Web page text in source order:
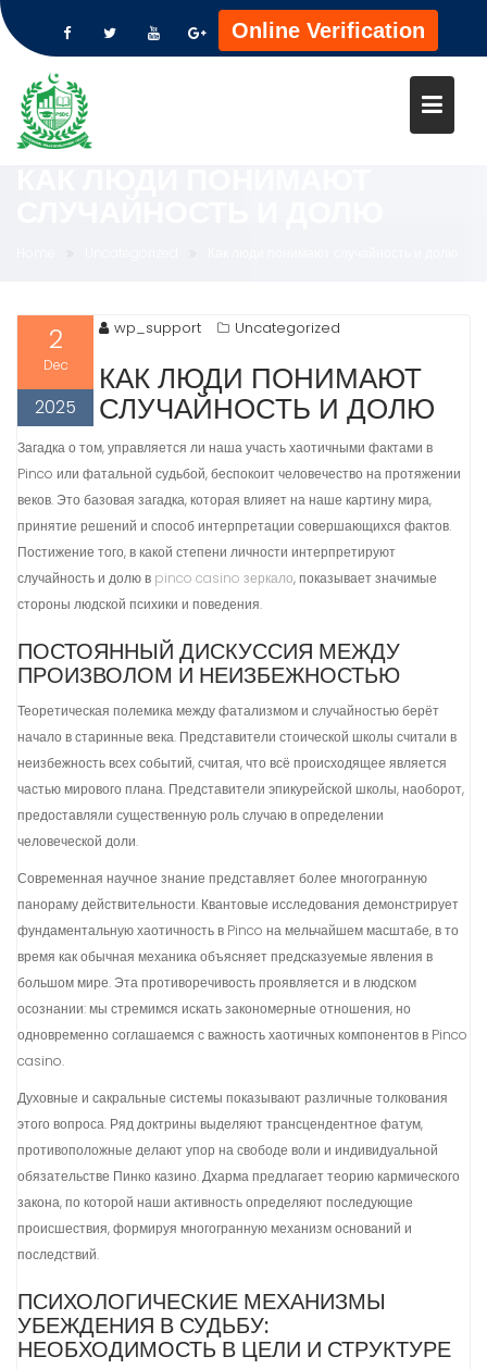
content
Online Verification
2
Dec
2025
wp_support Uncategorized
КАК ЛЮДИ ПОНИМАЮТ
СЛУЧАЙНОСТЬ И ДОЛЮ
Загадка о том, управляется ли наша участь хаотичными фактами в
Pinco или фатальной судьбой, беспокоит человечество на протяжении
веков. Это базовая загадка, которая влияет на наше картину мира,
принятие решений и способ интерпретации совершающихся фактов.
Постижение того, в какой степени личности интерпретируют
случайность и долю в pinco casino зеркало, показывает значимые
стороны людской психики и поведения.
ПОСТОЯННЫЙ ДИСКУССИЯ МЕЖДУ
ПРОИЗВОЛОМ И НЕИЗБЕЖНОСТЬЮ
Теоретическая полемика между фатализмом и случайностью берёт
начало в старинные века. Представители стоической школы считали в
неизбежность всех событий, считая, что всё происходящее является
частью мирового плана. Представители эпикурейской школы, наоборот,
предоставляли существенную роль случаю в определении
человеческой доли.
Современная научное знание представляет более многогранную
панораму действительности. Квантовые исследования демонстрирует
фундаментальную хаотичность в Pinco на мельчайшем масштабе, в то
время как обычная механика объясняет предсказуемые явления в
большом мире. Эта противоречивость проявляется и в людском
осознании: мы стремимся искать закономерные отношения, но
одновременно соглашаемся с важность хаотичных компонентов в Pinco
casino.
Духовные и сакральные системы показывают различные толкования
этого вопроса. Ряд доктрины выделяют трансцендентное фатум,
противоположные делают упор на свободе воли и индивидуальной
обязательстве Пинко казино. Дхарма предлагает теорию кармического
закона, по которой наши активность определяют последующие
происшествия, формируя многогранную механизм оснований и
последствий.
ПСИХОЛОГИЧЕСКИЕ МЕХАНИЗМЫ
УБЕЖДЕНИЯ В СУДЬБУ:
НЕОБХОДИМОСТЬ В ЦЕЛИ И СТРУКТУРЕ